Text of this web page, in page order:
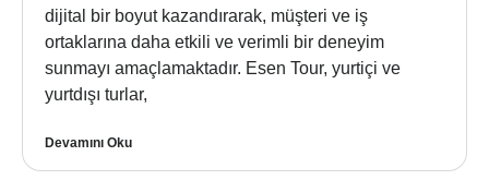
dijital bir boyut kazandırarak, müşteri ve iş
ortaklarına daha etkili ve verimli bir deneyim
sunmayı amaçlamaktadır. Esen Tour, yurtiçi ve
yurtdışı turlar,
Devamını Oku